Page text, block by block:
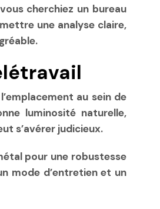
cherchiez un bureau
une analyse claire,
emplacement au sein de
luminosité naturelle,
s’avérer judicieux.
pour une robustesse
mode d’entretien et un